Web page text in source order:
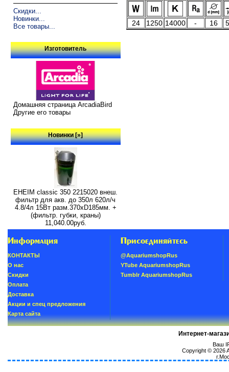
Скидки...
Новинки...
Все товары...
Изготовитель
Домашняя страница ArcadiaBird
Другие его товары
Новинки [»]
EHEIM classic 350 2215020 внеш.
фильтр для акв. до 350л 620л/ч
4.8/4л 15Вт разм.370хD185мм. +
(фильтр. губки, краны)
11,040.00руб.
24 1250 14000 - 16
Информация
КОНТАКТЫ
О нас
Скидки
Oплатa
Доставка
Акции и спец предложения
Карта сайта
Присоединяйтесь
@AquariumshopRus
YTube AquariumshopRus
Tumblr AquariumshopRus
Интернет-
Ваш
Copyright © 2026